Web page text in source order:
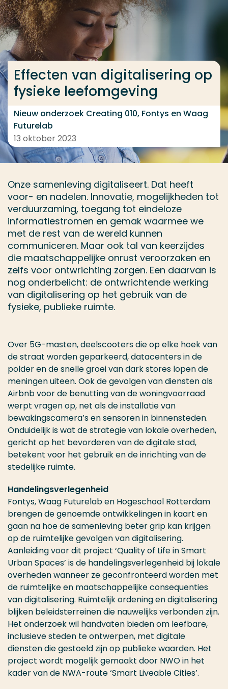
Ga direct naar de content
... > Quality of Life in Smart Urban Spaces
Effecten van digitalisering op
fysieke leefomgeving
Nieuw onderzoek Creating 010, Fontys en Waag
Futurelab
13 oktober 2023
Onze samenleving digitaliseert. Dat heeft
voor- en nadelen. Innovatie, mogelijkheden tot
verduurzaming, toegang tot eindeloze
informatiestromen en gemak waarmee we
met de rest van de wereld kunnen
communiceren. Maar ook tal van keerzijdes
die maatschappelijke onrust veroorzaken en
zelfs voor ontwrichting zorgen. Een daarvan is
nog onderbelicht: de ontwrichtende werking
van digitalisering op het gebruik van de
fysieke, publieke ruimte.
Over 5G-masten, deelscooters die op elke hoek van
de straat worden geparkeerd, datacenters in de
polder en de snelle groei van dark stores lopen de
meningen uiteen. Ook de gevolgen van diensten als
Airbnb voor de benutting van de woningvoorraad
werpt vragen op, net als de installatie van
bewakingscamera’s en sensoren in binnensteden.
Onduidelijk is wat de strategie van lokale overheden,
gericht op het bevorderen van de digitale stad,
betekent voor het gebruik en de inrichting van de
stedelijke ruimte.
Handelingsverlegenheid
Fontys, Waag Futurelab en Hogeschool Rotterdam
brengen de genoemde ontwikkelingen in kaart en
gaan na hoe de samenleving beter grip kan krijgen
op de ruimtelijke gevolgen van digitalisering.
Aanleiding voor dit project ‘Quality of Life in Smart
Urban Spaces’ is de handelingsverlegenheid bij lokale
overheden wanneer ze geconfronteerd worden met
de ruimtelijke en maatschappelijke consequenties
van digitalisering. Ruimtelijk ordening en digitalisering
blijken beleidsterreinen die nauwelijks verbonden zijn.
Het onderzoek wil handvaten bieden om leefbare,
inclusieve steden te ontwerpen, met digitale
diensten die gestoeld zijn op publieke waarden. Het
project wordt mogelijk gemaakt door NWO in het
kader van de NWA-route ‘Smart Liveable Cities’.
Veel gezocht
Opleiding
Contact